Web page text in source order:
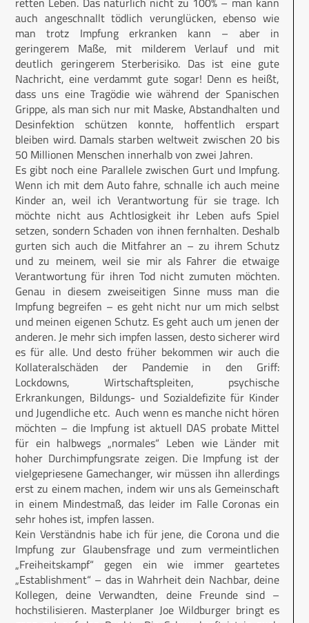
auch angeschnallt tödlich verunglücken, ebenso wie
man trotz Impfung erkranken kann – aber in
geringerem Maße, mit milderem Verlauf und mit
deutlich geringerem Sterberisiko. Das ist eine gute
Nachricht, eine verdammt gute sogar! Denn es heißt,
dass uns eine Tragödie wie während der Spanischen
Grippe, als man sich nur mit Maske, Abstandhalten und
Desinfektion schützen konnte, hoffentlich erspart
bleiben wird. Damals starben weltweit zwischen 20 bis
50 Millionen Menschen innerhalb von zwei Jahren.
Es gibt noch eine Parallele zwischen Gurt und Impfung.
Wenn ich mit dem Auto fahre, schnalle ich auch meine
Kinder an, weil ich Verantwortung für sie trage. Ich
möchte nicht aus Achtlosigkeit ihr Leben aufs Spiel
setzen, sondern Schaden von ihnen fernhalten. Deshalb
gurten sich auch die Mitfahrer an – zu ihrem Schutz
und zu meinem, weil sie mir als Fahrer die etwaige
Verantwortung für ihren Tod nicht zumuten möchten.
Genau in diesem zweiseitigen Sinne muss man die
Impfung begreifen – es geht nicht nur um mich selbst
und meinen eigenen Schutz. Es geht auch um jenen der
anderen. Je mehr sich impfen lassen, desto sicherer wird
es für alle. Und desto früher bekommen wir auch die
Kollateralschäden der Pandemie in den Griff:
Lockdowns, Wirtschaftspleiten, psychische
Erkrankungen, Bildungs- und Sozialdefizite für Kinder
und Jugendliche etc. Auch wenn es manche nicht hören
möchten – die Impfung ist aktuell DAS probate Mittel
für ein halbwegs „normales“ Leben wie Länder mit
hoher Durchimpfungsrate zeigen. Die Impfung ist der
vielgepriesene Gamechanger, wir müssen ihn allerdings
erst zu einem machen, indem wir uns als Gemeinschaft
in einem Mindestmaß, das leider im Falle Coronas ein
sehr hohes ist, impfen lassen.
Kein Verständnis habe ich für jene, die Corona und die
Impfung zur Glaubensfrage und zum vermeintlichen
„Freiheitskampf“ gegen ein wie immer geartetes
„Establishment“ – das in Wahrheit dein Nachbar, deine
Kollegen, deine Verwandten, deine Freunde sind –
hochstilisieren. Masterplaner Joe Wildburger bringt es